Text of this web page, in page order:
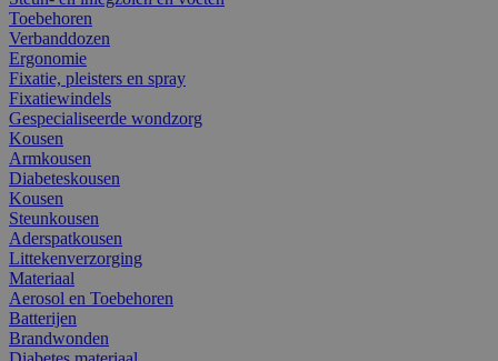
Toebehoren
Verbanddozen
Ergonomie
Fixatie, pleisters en spray
Fixatiewindels
Gespecialiseerde wondzorg
Kousen
Armkousen
Diabeteskousen
Kousen
Steunkousen
Aderspatkousen
Littekenverzorging
Materiaal
Aerosol en Toebehoren
Batterijen
Brandwonden